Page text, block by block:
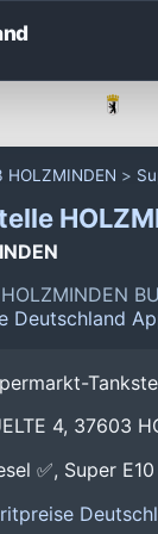
HOLZMINDEN
Deutschland
4, 37603
✅, Super